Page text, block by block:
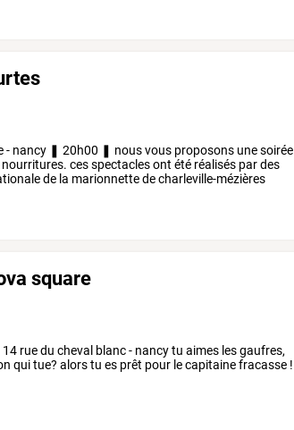
- nancy ❚ 20h00 ❚ nousvous proposons unesoirée
nourritures. cesspectaclesont été réalisés pardes
de la marionnettedecharleville-mézières
square
rue du cheval blanc - nancy tu aimes les gaufres,
qui tue? alors tu es prêt pour le capitaine fracasse !